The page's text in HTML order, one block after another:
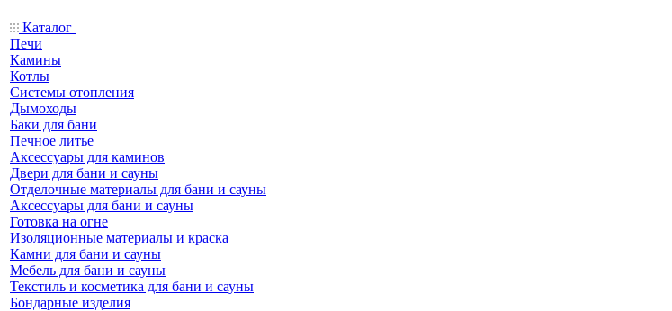
Каталог
Печи
Камины
Котлы
Системы отопления
Дымоходы
Баки для бани
Печное литье
Аксессуары для каминов
Двери для бани и сауны
Отделочные материалы для бани и сауны
Аксессуары для бани и сауны
Готовка на огне
Изоляционные материалы и краска
Камни для бани и сауны
Мебель для бани и сауны
Текстиль и косметика для бани и сауны
Бондарные изделия